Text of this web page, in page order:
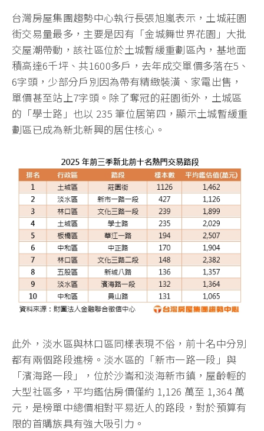
台灣房屋集團趨勢中心執行長張旭嵐表示，土城莊園
街交易量最多，主要是因有「金城舞世界花園」大批
交屋潮帶動，該社區位於土城暫緩重劃區內，基地面
積高達6千坪、共1600多戶，去年成交單價多落在5、
6字頭，少部分戶別因為帶有精緻裝潢、家電出售，
單價甚至站上7字頭。除了奪冠的莊園街外，土城區
的「學士路」也以 235 筆位居第四，顯示土城暫緩重
劃區已成為新北新興的居住核心。
此外，淡水區與林口區同樣表現不俗，前十名中分別
都有兩個路段進榜。淡水區的「新市一路一段」與
「濱海路一段」，位於沙崙和淡海新市鎮，屋齡輕的
大型社區多，平均鑑估房價僅約 1,126 萬至 1,364 萬
元，是榜單中總價相對平易近人的路段，對於預算有
限的首購族具有強大吸引力。